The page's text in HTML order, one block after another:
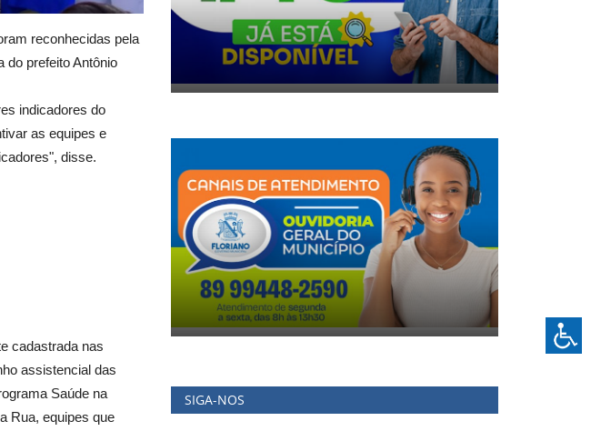
reconhecidas pela
do prefeito Antônio
indicadores do
as equipes e
disse.
cadastrada nas
assistencial das
Saúde na
Rua, equipes que
SIGA-NOS